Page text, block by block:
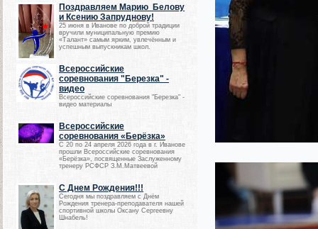
Поздравляем Марию Белову
и Ксению Запруднову!
25 июня в Иванове по доброй традиции
вручили муниципальную премию
«Талант» самым ярким, увлечённым и
успешным выпускникам школ.
Всероссийские
соревнования "Березка" -
видео
Всероссийские соревнования "Березка" -
видео материалы
Всероссийские
соревнования «Берёзка»
С 20 по 24 апреля 2026 года в г. Иванове
прошли Всероссийские соревнования
«Берёзка», посвященные Заслуженному
тренеру РСФСР З.М.Матвеевой
С Днем Рождения!!!
Сегодня мы поздравляем с Днём
Рождения тренера-преподавателя нашей
спортивной школы Оксану Сергеевну
Шнабель!